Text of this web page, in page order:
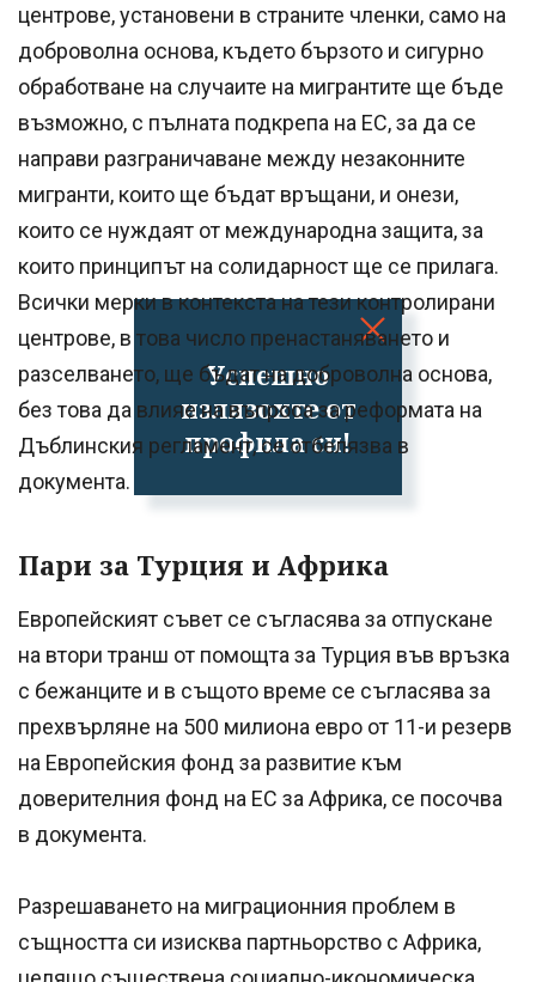
Успешно
излязохте от
профила си!
центрове, установени в страните членки, само на
доброволна основа, където бързото и сигурно
обработване на случаите на мигрантите ще бъде
възможно, с пълната подкрепа на ЕС, за да се
направи разграничаване между незаконните
мигранти, които ще бъдат връщани, и онези,
които се нуждаят от международна защита, за
които принципът на солидарност ще се прилага.
Всички мерки в контекста на тези контролирани
центрове, в това число пренастаняването и
разселването, ще бъдат на доброволна основа,
без това да влияе на въпроса за реформата на
Дъблинския регламент, се отбелязва в
документа.
Пари за Турция и Африка
Европейският съвет се съгласява за отпускане
на втори транш от помощта за Турция във връзка
с бежанците и в същото време се съгласява за
прехвърляне на 500 милиона евро от 11-и резерв
на Европейския фонд за развитие към
доверителния фонд на ЕС за Африка, се посочва
в документа.
Разрешаването на миграционния проблем в
същността си изисква партньорство с Африка,